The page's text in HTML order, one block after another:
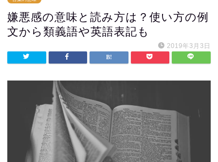
嫌悪感の意味と読み方は？使い方の例
文から類義語や英語表記も
2019年3月3日